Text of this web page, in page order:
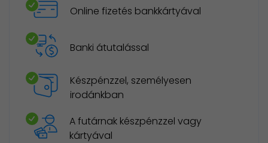
Online fizetés bankkártyával
Banki átutalással
Készpénzzel, személyesen
irodánkban
A futárnak készpénzzel vagy
kártyával